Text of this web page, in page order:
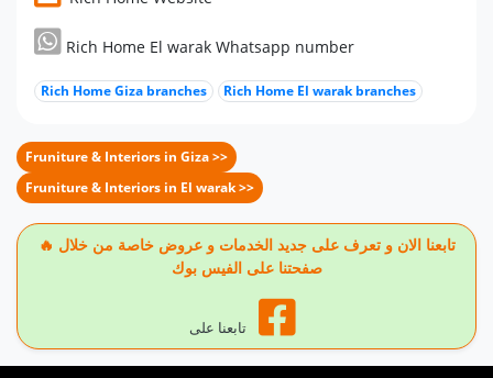
Rich Home El warak Whatsapp number
Rich Home Giza branches Rich Home El warak branches
Fruniture & Interiors in Giza >>
Fruniture & Interiors in El warak >>
🔥 تابعنا الان و تعرف على جديد الخدمات و عروض خاصة من خلال
صفحتنا على الفيس بوك
تابعنا على